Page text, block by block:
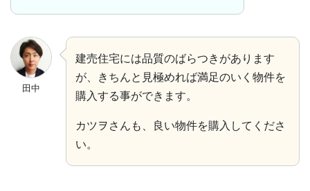
田中
建売住宅には品質のばらつきがあります
が、きちんと見極めれば満足のいく物件を
購入する事ができます。
カツヲさんも、良い物件を購入してくださ
い。